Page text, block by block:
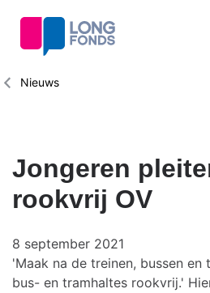
inhoud
Kruimelpad
Nieuws
Jongeren
rookvrij OV
8 september 2021
'Maak na de treinen, bussen
bus- en tramhaltes rookvrij.'